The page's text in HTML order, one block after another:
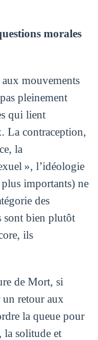
morales
mouvements
pleinement
qui lient
La contraception,
la
», l’idéologie
importants) ne
des
sont bien plutôt
ils
de Mort, si
un retour aux
la queue pour
la solitude et